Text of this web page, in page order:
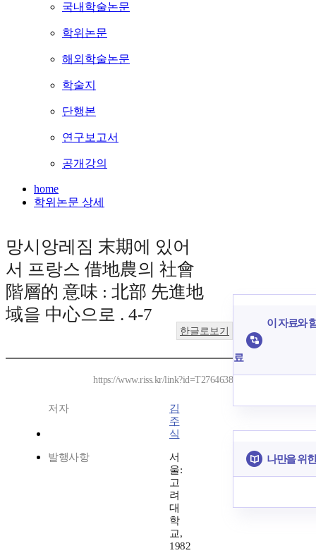
국내학술논문
학위논문
해외학술논문
학술지
단행본
연구보고서
공개강의
home
학위논문 상세
망시앙레짐 末期에 있어
서 프랑스 借地農의 社會
階層的 意味 : 北部 先進地
域을 中心으로 . 4-7
한글로보기
https://www.riss.kr/link?id=T2764638
저자
김
주
식
발행사항
서
울:
고
려
대
학
교,
1982
이 자료와
료
나만을 위